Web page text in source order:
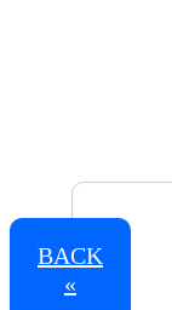
BACK
«